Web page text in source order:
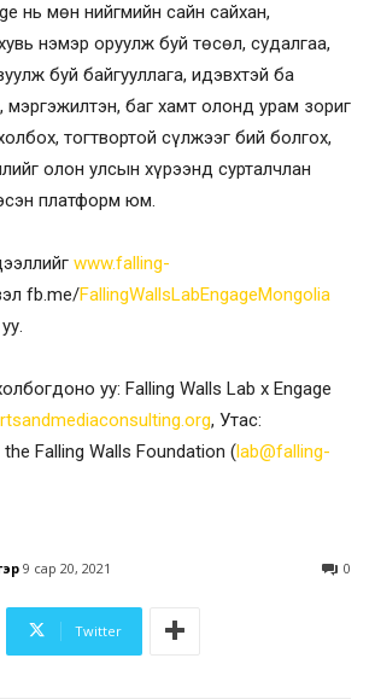
нь мөн нийгмийн сайн сайхан,
нэмэр оруулж буй төсөл, судалгаа,
буй байгууллага, идэвхтэй ба
мэргэжилтэн, баг хамт олонд урам зориг
тогтвортой сүлжээг бий болгох,
олон улсын хүрээнд сурталчлан
платформ юм.
www.falling-
fb.me/FallingWallsLabEngageMongolia
уу: Falling Walls Lab x Engage
, Утас:
Falling Walls Foundation (lab@falling-
9 сар 20, 2021 0
Twitter